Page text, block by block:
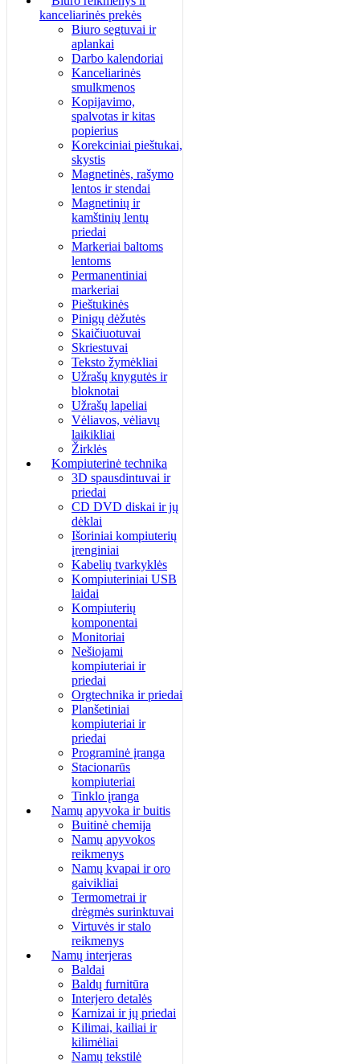
kanceliarinės prekės
Biuro segtuvai ir
aplankai
Darbo kalendoriai
Kanceliarinės
smulkmenos
Kopijavimo,
spalvotas ir kitas
popierius
Korekciniai pieštukai,
skystis
Magnetinės, rašymo
lentos ir stendai
Magnetinių ir
kamštinių lentų
priedai
Markeriai baltoms
lentoms
Permanentiniai
markeriai
Pieštukinės
Pinigų dėžutės
Skaičiuotuvai
Skriestuvai
Teksto žymėkliai
Užrašų knygutės ir
bloknotai
Užrašų lapeliai
Vėliavos, vėliavų
laikikliai
Žirklės
Kompiuterinė technika
3D spausdintuvai ir
priedai
CD DVD diskai ir jų
dėklai
Išoriniai kompiuterių
įrenginiai
Kabelių tvarkyklės
Kompiuteriniai USB
laidai
Kompiuterių
komponentai
Monitoriai
Nešiojami
kompiuteriai ir
priedai
Orgtechnika ir priedai
Planšetiniai
kompiuteriai ir
priedai
Programinė įranga
Stacionarūs
kompiuteriai
Tinklo įranga
Namų apyvoka ir buitis
Buitinė chemija
Namų apyvokos
reikmenys
Namų kvapai ir oro
gaivikliai
Termometrai ir
drėgmės surinktuvai
Virtuvės ir stalo
reikmenys
Namų interjeras
Baldai
Baldų furnitūra
Interjero detalės
Karnizai ir jų priedai
Kilimai, kailiai ir
kilimėliai
Namų tekstilė